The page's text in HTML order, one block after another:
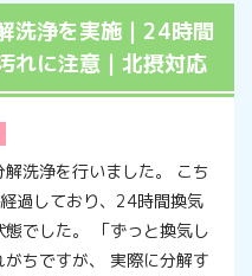
洗浄を実施｜24時間
れに注意｜北摂対応
洗浄を行いました。 こち
過しており、24時間換気
でした。 「ずっと換気し
ちですが、 実際に分解す